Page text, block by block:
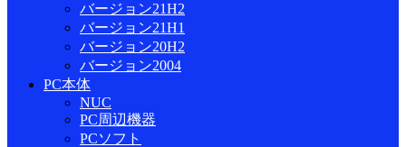
バージョン21H2
バージョン21H1
バージョン20H2
バージョン2004
PC本体
NUC
PC周辺機器
PCソフト